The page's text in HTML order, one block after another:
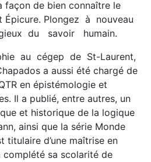
façon de bien connaître le
Épicure. Plongez à nouveau
du savoir humain.
au cégep de St-Laurent,
a aussi été chargé de
en épistémologie et
Il a publié, entre autres, un
et historique de la logique
ainsi que la série Monde
titulaire d’une maîtrise en
sa scolarité de